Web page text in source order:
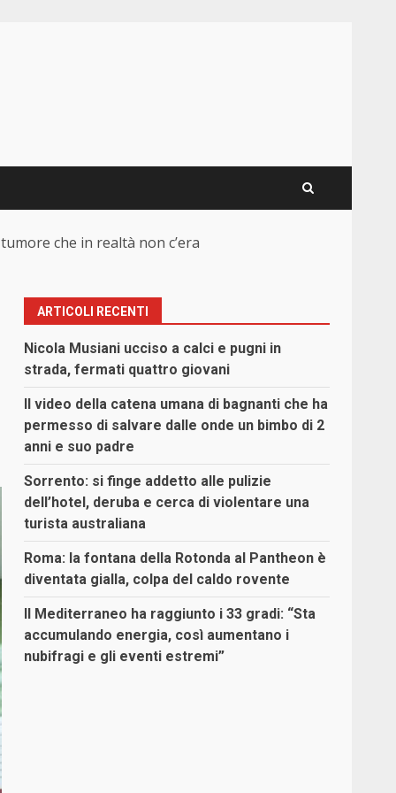
che in realtà non c’era
ARTICOLI RECENTI
Nicola Musiani ucciso a calci e pugni in
strada, fermati quattro giovani
Il video della catena umana di bagnanti che ha
permesso di salvare dalle onde un bimbo di 2
anni e suo padre
Sorrento: si finge addetto alle pulizie
dell’hotel, deruba e cerca di violentare una
turista australiana
Roma: la fontana della Rotonda al Pantheon è
diventata gialla, colpa del caldo rovente
Il Mediterraneo ha raggiunto i 33 gradi: “Sta
accumulando energia, così aumentano i
nubifragi e gli eventi estremi”